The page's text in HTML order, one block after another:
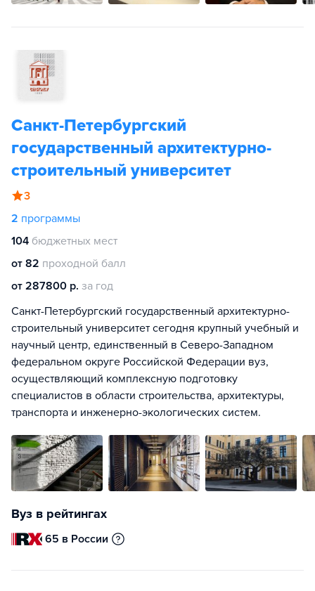
Санкт-Петербургский
государственный архитектурно-
строительный университет
3
2 программы
104 бюджетных мест
от 82 проходной балл
от 287800 р. за год
Санкт-Петербургский государственный архитектурно-
строительный университет сегодня крупный учебный и
научный центр, единственный в Северо-Западном
федеральном округе Российской Федерации вуз,
осуществляющий комплексную подготовку
специалистов в области строительства, архитектуры,
транспорта и инженерно-экологических систем.
Вуз в рейтингах
65 в России